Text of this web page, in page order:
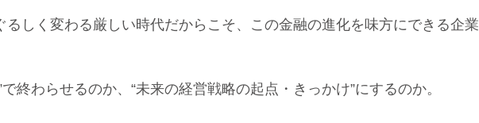
るしく変わる厳しい時代だからこそ、この金融の進化を味方にできる企業
終わらせるのか、“未来の経営戦略の起点・きっかけ”にするのか。